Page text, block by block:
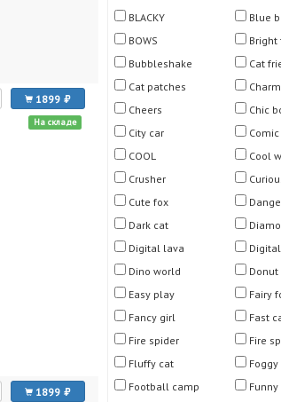
BLACKY
Blue
BOWS
Bright
Bubbleshake
Cat
Cat patches
Cheers
Chic
City car
COOL
Cool
Crusher
Cute fox
Dark cat
Digital lava
Dino world
Donut
Easy play
Fairy
Fancy girl
Fast
Fire spider
Fire
Fluffy cat
Foggy
Football camp
1899
На складе
1899